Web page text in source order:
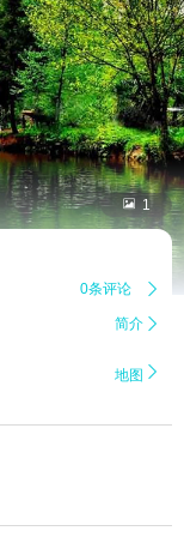
 1
0条评论 
简介 
地图 